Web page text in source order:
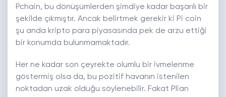
Pchain, bu dönüşümlerden şimdiye kadar başarılı bir
şekilde çıkmıştır. Ancak belirtmek gerekir ki Pi coin
şu anda kripto para piyasasında pek de arzu ettiği
bir konumda bulunmamaktadır.
Her ne kadar son çeyrekte olumlu bir ivmelenme
göstermiş olsa da, bu pozitif havanın istenilen
noktadan uzak olduğu söylenebilir. Fakat Plian